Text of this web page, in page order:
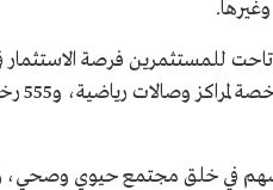
للمستثمرين فرصة الاستثمار
في خلق مجتمع حيوي وصحي،